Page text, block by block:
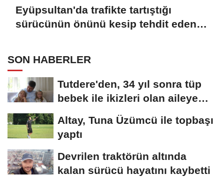
Eyüpsultan'da trafikte tartıştığı
sürücünün önünü kesip tehdit eden
SON HABERLER
Tutdere'den, 34 yıl sonra tüp
bebek ile ikizleri olan aileye
Altay, Tuna Üzümcü ile topbaşı
yaptı
Devrilen traktörün altında
kalan sürücü hayatını kaybetti